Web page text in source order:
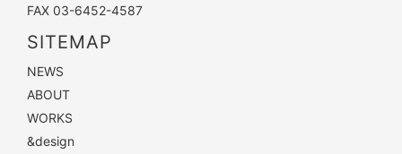
FAX 03-6452-4587
SITEMAP
NEWS
ABOUT
WORKS
&design